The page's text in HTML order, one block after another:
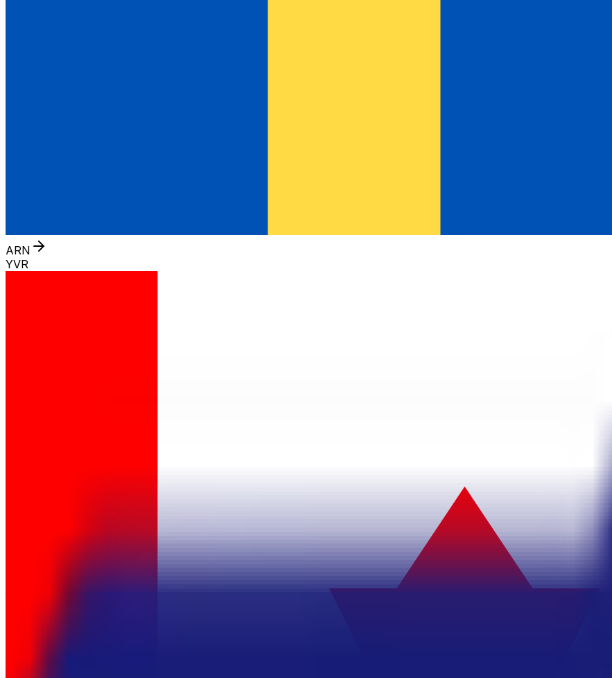
ARN
YVR